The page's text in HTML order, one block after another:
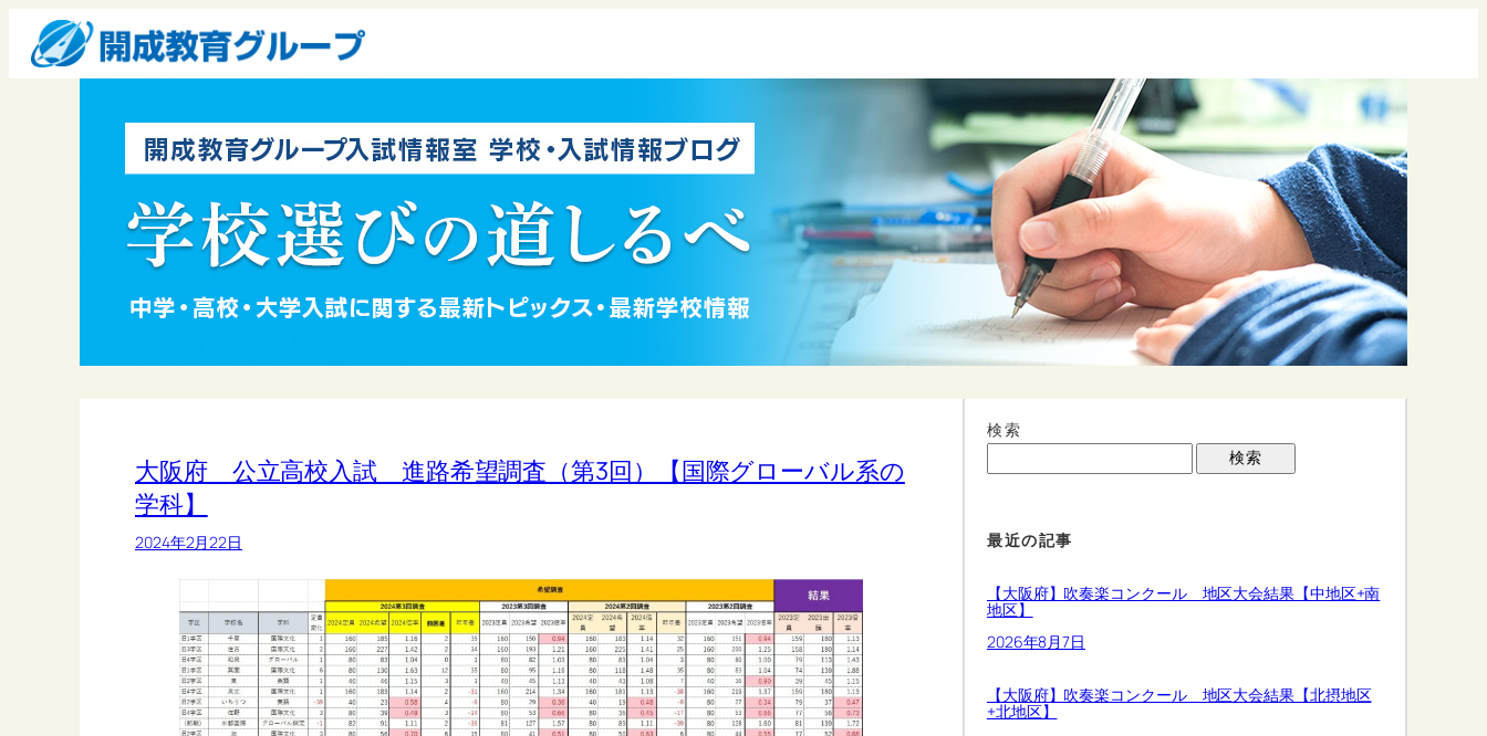
大阪府 公立高校入試 進路希望調査（第3回）【国際グローバル系の
学科】
2024年2月22日
検索
検索
最近の記事
【大阪府】吹奏楽コンクール 地区大会結果【中地区+南
地区】
2026年8月7日
【大阪府】吹奏楽コンクール 地区大会結果【北摂地区
+北地区】